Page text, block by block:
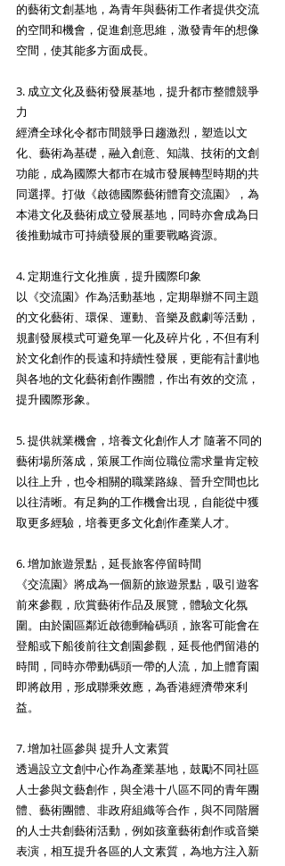
的藝術文創基地，為青年與藝術工作者提供交流
的空間和機會，促進創意思維，激發青年的想像
空間，使其能多方面成長。
3. 成立文化及藝術發展基地，提升都市整體競爭
力
經濟全球化令都市間競爭日趨激烈，塑造以文
化、藝術為基礎，融入創意、知識、技術的文創
功能，成為國際大都市在城市發展轉型時期的共
同選擇。打做《啟德國際藝術體育交流園》，為
本港文化及藝術成立發展基地，同時亦會成為日
後推動城市可持續發展的重要戰略資源。
4. 定期進行文化推廣，提升國際印象
以《交流園》作為活動基地，定期舉辦不同主題
的文化藝術、環保、運動、音樂及戲劇等活動，
規劃發展模式可避免單一化及碎片化，不但有利
於文化創作的長遠和持續性發展，更能有計劃地
與各地的文化藝術創作團體，作出有效的交流，
提升國際形象。
5. 提供就業機會，培養文化創作人才 隨著不同的
藝術場所落成，策展工作崗位職位需求量肯定較
以往上升，也令相關的職業路線、晉升空間也比
以往清晰。有足夠的工作機會出現，自能從中獲
取更多經驗，培養更多文化創作產業人才。
6. 增加旅遊景點，延長旅客停留時間
《交流園》將成為一個新的旅遊景點，吸引遊客
前來參觀，欣賞藝術作品及展覽，體驗文化氛
圍。由於園區鄰近啟德郵輪碼頭，旅客可能會在
登船或下船後前往文創園參觀，延長他們留港的
時間，同時亦帶動碼頭一帶的人流，加上體育園
即將啟用，形成聯乘效應，為香港經濟帶來利
益。
7. 增加社區參與 提升人文素質
透過設立文創中心作為產業基地，鼓勵不同社區
人士參與文藝創作，與全港十八區不同的青年團
體、藝術團體、非政府組織等合作，與不同階層
的人士共創藝術活動，例如孩童藝術創作或音樂
表演，相互提升各區的人文素質，為地方注入新